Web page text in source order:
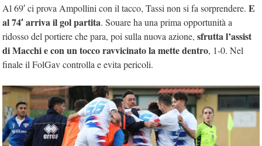
Al 69′ ci prova Ampollini con il tacco, Tassi non si fa sorprendere. E
al 74′ arriva il gol partita. Souare ha una prima opportunità a
ridosso del portiere che para, poi sulla nuova azione, sfrutta l’assist
di Macchi e con un tocco ravvicinato la mette dentro, 1-0. Nel
finale il FolGav controlla e evita pericoli.